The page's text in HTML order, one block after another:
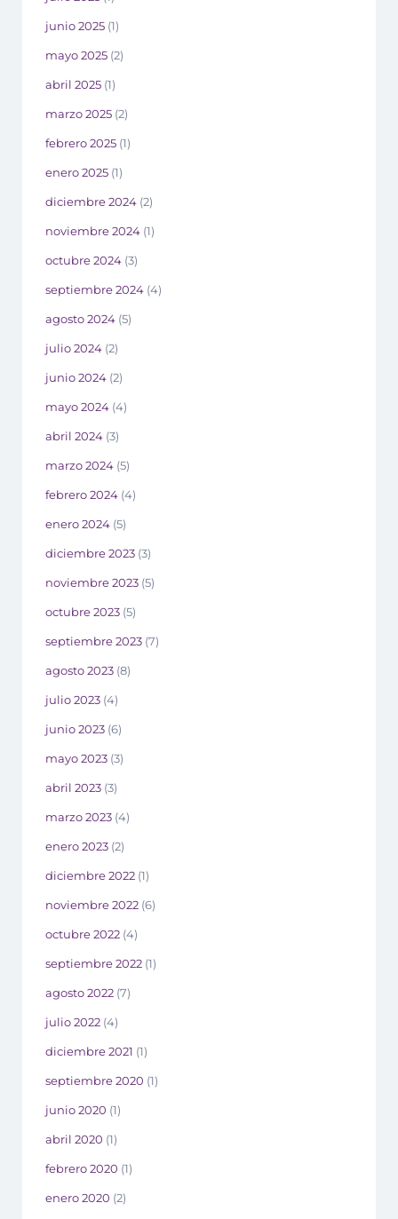
junio 2025 (1)
mayo 2025 (2)
abril 2025 (1)
marzo 2025 (2)
febrero 2025 (1)
enero 2025 (1)
diciembre 2024 (2)
noviembre 2024 (1)
octubre 2024 (3)
septiembre 2024 (4)
agosto 2024 (5)
julio 2024 (2)
junio 2024 (2)
mayo 2024 (4)
abril 2024 (3)
marzo 2024 (5)
febrero 2024 (4)
enero 2024 (5)
diciembre 2023 (3)
noviembre 2023 (5)
octubre 2023 (5)
septiembre 2023 (7)
agosto 2023 (8)
julio 2023 (4)
junio 2023 (6)
mayo 2023 (3)
abril 2023 (3)
marzo 2023 (4)
enero 2023 (2)
diciembre 2022 (1)
noviembre 2022 (6)
octubre 2022 (4)
septiembre 2022 (1)
agosto 2022 (7)
julio 2022 (4)
diciembre 2021 (1)
septiembre 2020 (1)
junio 2020 (1)
abril 2020 (1)
febrero 2020 (1)
enero 2020 (2)